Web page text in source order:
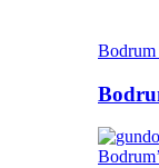
Bodrum